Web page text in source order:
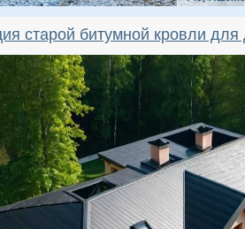
старой битумной кровли